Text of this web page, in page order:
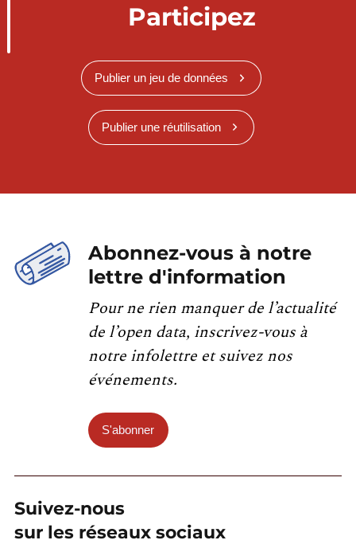
Participez
Publier un jeu de données
Publier une réutilisation
Abonnez-vous à notre
lettre d'information
Pour ne rien manquer de l’actualité
de l’open data, inscrivez-vous à
notre infolettre et suivez nos
événements.
S'abonner
Suivez-nous
sur les réseaux sociaux